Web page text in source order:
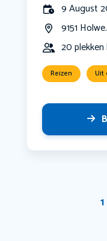
9 August
9151
20
Reizen Uit
1